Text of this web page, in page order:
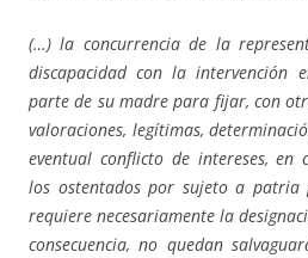
(…) la concurrencia de la
discapacidad con la intervención
parte de su madre para fijar, con
valoraciones, legítimas,
eventual conflicto de intereses, en
los ostentados por sujeto a patria
requiere necesariamente la
consecuencia, no quedan